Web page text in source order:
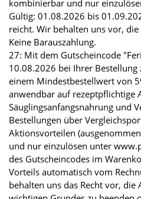
kombinierbar und nur
Gültig: 01.08.2026 bis
reicht. Wir behalten uns vor,
Keine Barauszahlung.
27: Mit dem Gutscheincode
10.08.2026 bei Ihrer Bestellung
einem Mindestbestellwert von
anwendbar auf rezeptpflichtige
Säuglingsanfangsnahrung und
Bestellungen über
Aktionsvorteilen
und nur einzulösen unter
des Gutscheincodes im
Vorteils automatisch vom
behalten uns das Recht vor,